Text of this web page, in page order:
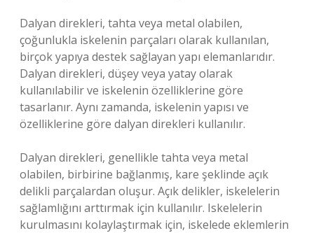
Dalyan direkleri, tahta veya metal olabilen,
çoğunlukla iskelenin parçaları olarak kullanılan,
birçok yapıya destek sağlayan yapı elemanlarıdır.
Dalyan direkleri, düşey veya yatay olarak
kullanılabilir ve iskelenin özelliklerine göre
tasarlanır. Aynı zamanda, iskelenin yapısı ve
özelliklerine göre dalyan direkleri kullanılır.
Dalyan direkleri, genellikle tahta veya metal
olabilen, birbirine bağlanmış, kare şeklinde açık
delikli parçalardan oluşur. Açık delikler, iskelelerin
sağlamlığını arttırmak için kullanılır. Iskelelerin
kurulmasını kolaylaştırmak için, iskelede eklemlerin